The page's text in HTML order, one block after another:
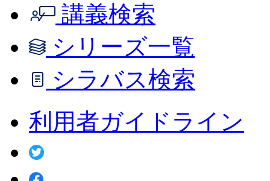
講義検索
シリーズ一覧
シラバス検索
利用者ガイドライン